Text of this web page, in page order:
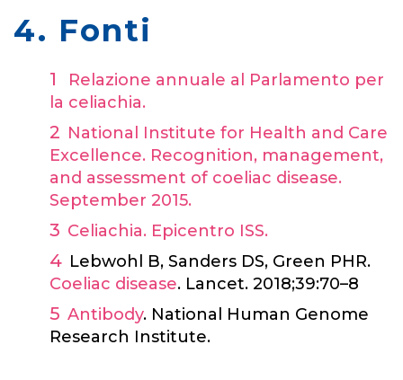
4. Fonti
Relazione annuale al Parlamento per
la celiachia.
National Institute for Health and Care
Excellence. Recognition, management,
and assessment of coeliac disease.
September 2015.
Celiachia. Epicentro ISS.
Lebwohl B, Sanders DS, Green PHR.
Coeliac disease. Lancet. 2018;39:70–8
Antibody. National Human Genome
Research Institute.